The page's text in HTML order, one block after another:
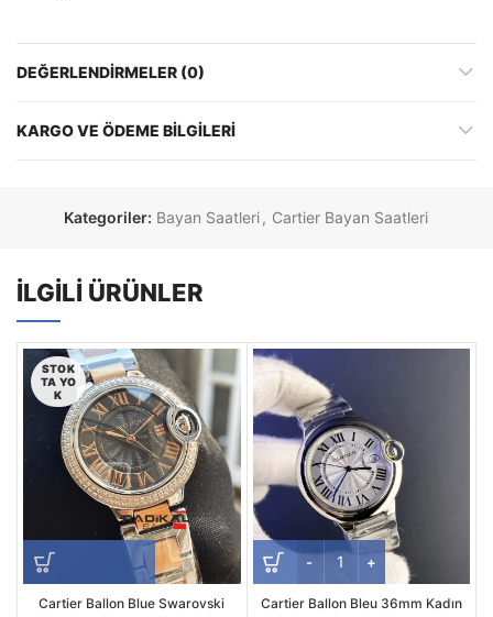
DEĞERLENDIRMELER (0)
KARGO VE ÖDEME BILGILERI
Kategoriler: Bayan Saatleri, Cartier Bayan Saatleri
İLGILI ÜRÜNLER
STOK
TA YO
K
Cartier Ballon Blue Swarovski
Cartier Ballon Bleu 36mm Kadın